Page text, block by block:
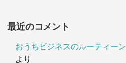
最近のコメント
おうちビジネスのルーティーン
より